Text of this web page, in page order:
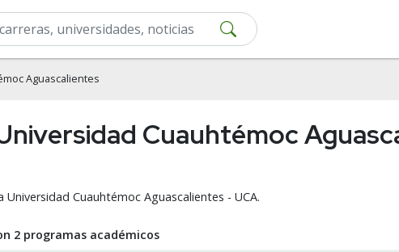
Aguascalientes
Cuauhtémoc
Cuauhtémoc Aguascalientes - UCA.
2 programas académicos